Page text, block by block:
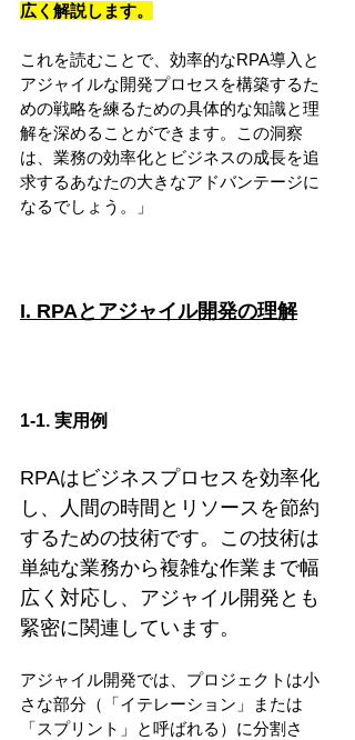
広く解説します。
これを読むことで、効率的なRPA導入と
アジャイルな開発プロセスを構築するた
めの戦略を練るための具体的な知識と理
解を深めることができます。この洞察
は、業務の効率化とビジネスの成長を追
求するあなたの大きなアドバンテージに
なるでしょう。」
I. RPAとアジャイル開発の理解
1-1. 実用例
RPAはビジネスプロセスを効率化
し、人間の時間とリソースを節約
するための技術です。この技術は
単純な業務から複雑な作業まで幅
広く対応し、アジャイル開発とも
緊密に関連しています。
アジャイル開発では、プロジェクトは小
さな部分（「イテレーション」または
「スプリント」と呼ばれる）に分割さ